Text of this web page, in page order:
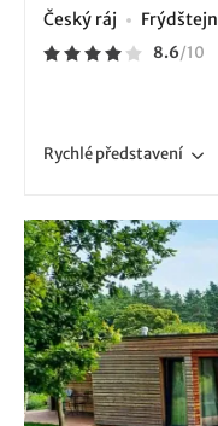
Český ráj Frýdštejn
8.6/10
Rychlépředstavení